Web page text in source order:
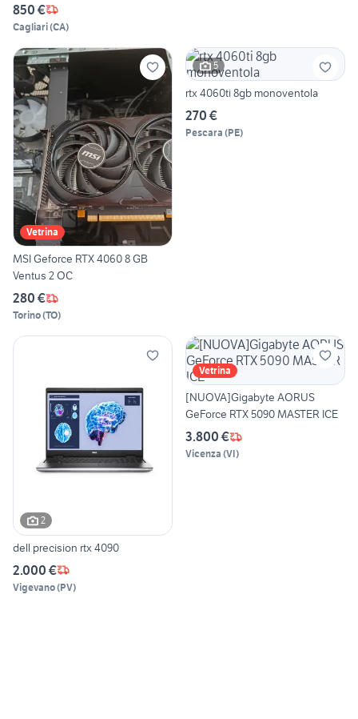
850 €
Cagliari(CA)
Vetrina
MSI Geforce RTX 4060 8 GB
Ventus 2 OC
280 €
Torino(TO)
5
rtx 4060ti 8gb monoventola
270 €
Pescara (PE)
2
dell precision rtx 4090
2.000 €
Vigevano(PV)
Vetrina
[NUOVA]Gigabyte AORUS
GeForce RTX 5090 MASTER ICE
3.800 €
Vicenza (VI)